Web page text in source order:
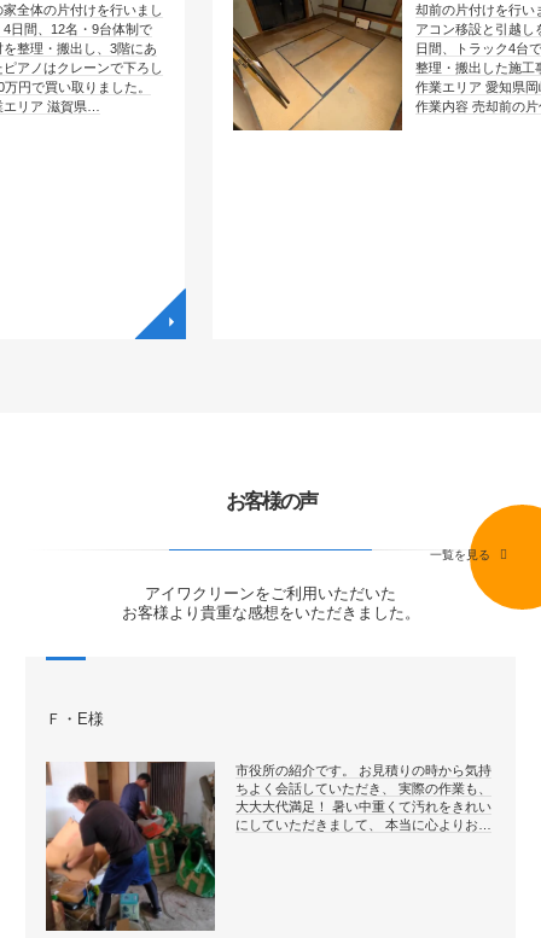
を行いまし
9台体制で
、3階にあ
ンで下ろし
ました。
…
却前の片付けを行いました。エ
アコン移設と引越しを含めて4
日間、トラック4台で全部屋を
整理・搬出した施工事例です。
作業エリア 愛知県岡崎市大西
作業内容 売却前の片付け …
お客様の声
アイワクリーンをご利用いただいた
お客様より貴重な感想をいただきました。
一覧を見る
Ｆ・E様
市役所の紹介です。 お見積りの時から気持
ちよく会話していただき、 実際の作業も、
大大大代満足！ 暑い中重くて汚れをきれい
にしていただきまして、 本当に心よりお…